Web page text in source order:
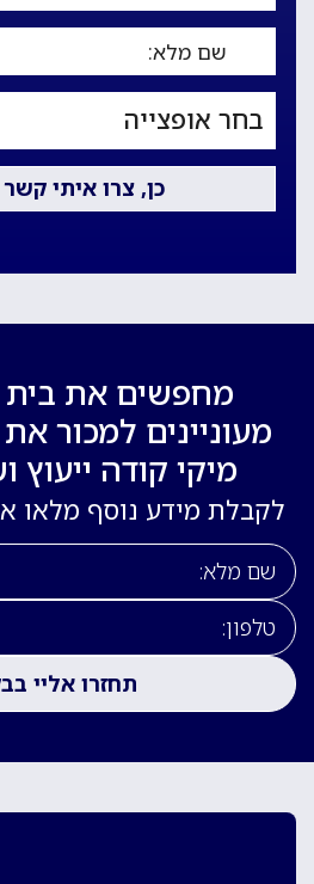
מחפשים את בית
מעוניינים למכור
מיקי קודה ייעוץ
לקבלת מידע נוסף מלאו